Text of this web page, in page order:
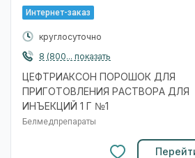
Интернет-заказ
круглосуточно
8 (800... показать
ЦЕФТРИАКСОН ПОРОШОК ДЛЯ
ПРИГОТОВЛЕНИЯ РАСТВОРА ДЛЯ
ИНЪЕКЦИЙ 1 Г №1
Белмедпрепараты